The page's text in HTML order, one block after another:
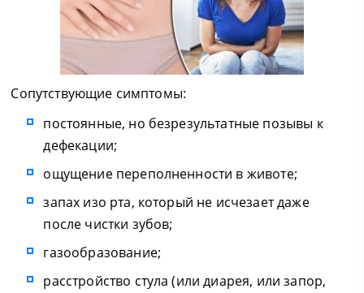
Сопутствующие симптомы:
постоянные, но безрезультатные позывы к
дефекации;
ощущение переполненности в животе;
запах изо рта, который не исчезает даже
после чистки зубов;
газообразование;
расстройство стула (или диарея, или запор,